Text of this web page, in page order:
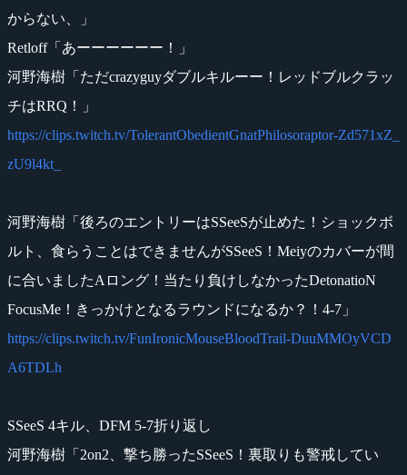
からない、」
Retloff「あーーーーーー！」
河野海樹「ただcrazyguyダブルキルーー！レッドブルクラッ
チはRRQ！」
https://clips.twitch.tv/TolerantObedientGnatPhilosoraptor-Zd571xZ_
zU9l4kt_
河野海樹「後ろのエントリーはSSeeSが止めた！ショックボ
ルト、食らうことはできませんがSSeeS！Meiyのカバーが間
に合いましたAロング！当たり負けしなかったDetonatioN
FocusMe！きっかけとなるラウンドになるか？！4-7」
https://clips.twitch.tv/FunIronicMouseBloodTrail-DuuMMOyVCD
A6TDLh
SSeeS 4キル、DFM 5-7折り返し
河野海樹「2on2、撃ち勝ったSSeeS！裏取りも警戒してい